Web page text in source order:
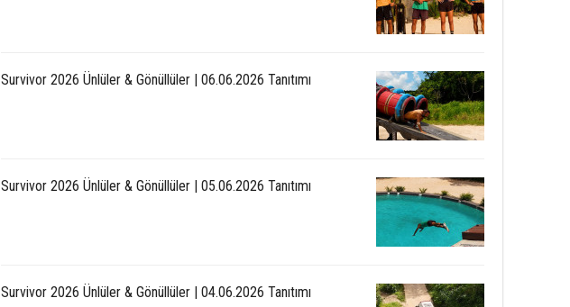
Survivor 2026 Ünlüler & Gönüllüler | 06.06.2026 Tanıtımı
Survivor 2026 Ünlüler & Gönüllüler | 05.06.2026 Tanıtımı
Survivor 2026 Ünlüler & Gönüllüler | 04.06.2026 Tanıtımı